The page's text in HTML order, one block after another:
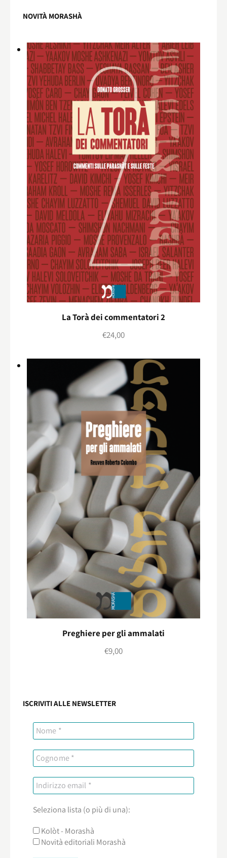
NOVITÀ MORASHÀ
La Torà dei commentatori 2
€24,00
Preghiere per gli ammalati
€9,00
ISCRIVITI ALLE NEWSLETTER
Seleziona lista (o più di una):
Kolòt - Morashà
Novità editoriali Morashà